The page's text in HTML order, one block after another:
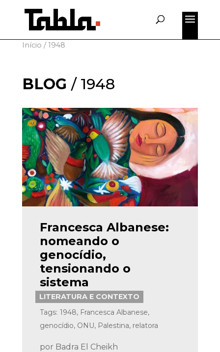
Início / 1948
BLOG / 1948
Francesca Albanese:
nomeando o
genocídio,
tensionando o
sistema
LITERATURA E CONTEXTO
Tags: 1948, Francesca Albanese,
genocídio, ONU, Palestina, relatora
por Badra El Cheikh